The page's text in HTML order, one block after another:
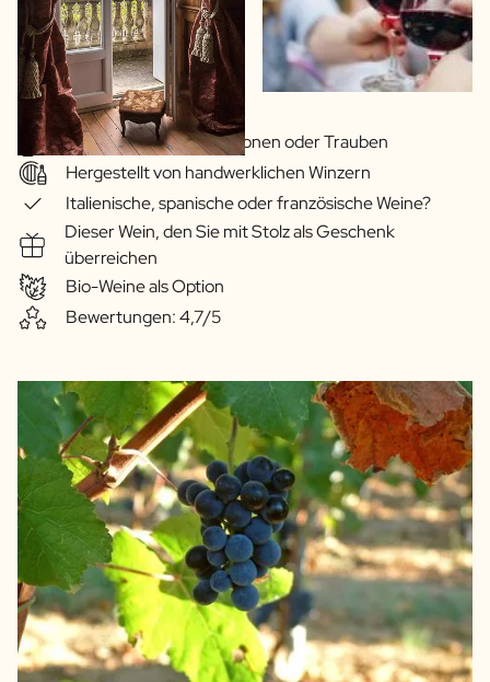
Große Auswahl an Regionen oder Trauben
Hergestellt von handwerklichen Winzern
Italienische, spanische oder französische Weine?
Dieser Wein, den Sie mit Stolz als Geschenk
überreichen
Bio-Weine als Option
Bewertungen: 4,7/5